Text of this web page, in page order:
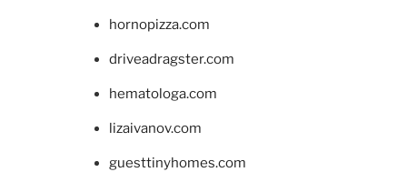
hornopizza.com
driveadragster.com
hematologa.com
lizaivanov.com
guesttinyhomes.com